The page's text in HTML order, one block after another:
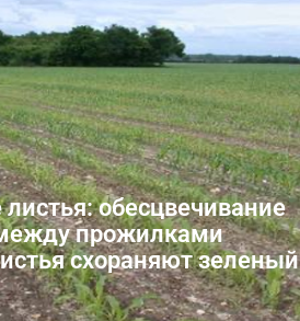
обесцвечивание
прожилками
схораняют зеленый
марганца